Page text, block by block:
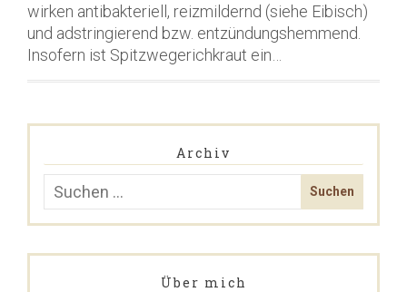
wirken antibakteriell, reizmildernd (siehe Eibisch)
und adstringierend bzw. entzündungshemmend.
Insofern ist Spitzwegerichkraut ein…
Archiv
Über mich